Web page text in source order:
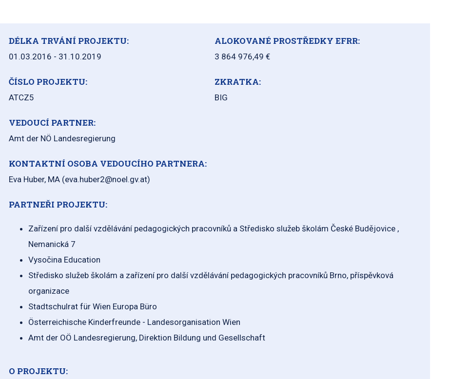
DÉLKA TRVÁNÍ PROJEKTU:
01.03.2016 - 31.10.2019
ALOKOVANÉ PROSTŘEDKY EFRR:
3 864 976,49 €
ČÍSLO PROJEKTU:
ATCZ5
ZKRATKA:
BIG
VEDOUCÍ PARTNER:
Amt der NÖ Landesregierung
KONTAKTNÍ OSOBA VEDOUCÍHO PARTNERA:
Eva Huber, MA (eva.huber2@noel.gv.at)
PARTNEŘI PROJEKTU:
Zařízení pro další vzdělávání pedagogických pracovníků a Středisko služeb školám České Budějovice ,
Nemanická 7
Vysočina Education
Středisko služeb školám a zařízení pro další vzdělávání pedagogických pracovníků Brno, příspěvková
organizace
Stadtschulrat für Wien Europa Büro
Österreichische Kinderfreunde - Landesorganisation Wien
Amt der OÖ Landesregierung, Direktion Bildung und Gesellschaft
O PROJEKTU: